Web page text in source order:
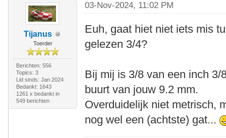
Tijanus
Toerder
Berichten: 556
Topics: 3
Lid sinds: Jan 2024
Bedankt: 1643
1261 x bedankt in
549 berichten
03-Nov-2024, 11:02 PM
Euh, gaat hiet niet iets mis
gelezen 3/4?
Bij mij is 3/8 van een inch
buurt van jouw 9.2 mm.
Overduidelijk niet metrisch,
nog wel een (achtste) gat...